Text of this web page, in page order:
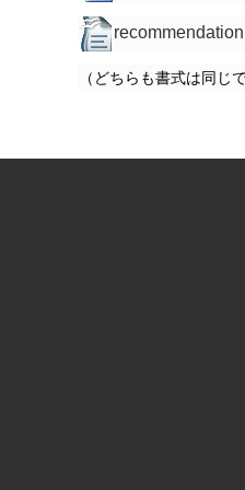
（どちらも書式は同じ